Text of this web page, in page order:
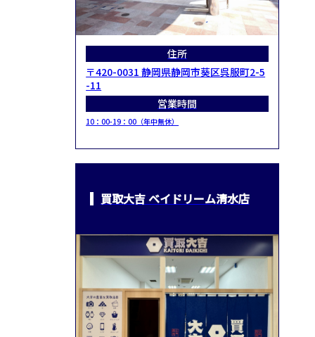
住所
〒420-0031 静岡県静岡市葵区呉服町2-5
-11
営業時間
10：00-19：00（年中無休）
買取大吉 ベイドリーム清水店